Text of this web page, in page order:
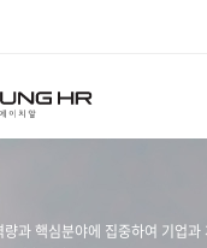
과 핵심분야에 집중하여 기업과